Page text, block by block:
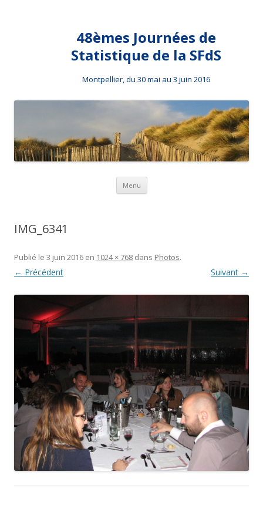
48èmes Journées de
Statistique de la SFdS
Montpellier, du 30 mai au 3 juin 2016
Menu Aller au contenu principal
IMG_6341
Publié le 3 juin 2016 en 1024 × 768 dans Photos.
← Précédent Suivant →